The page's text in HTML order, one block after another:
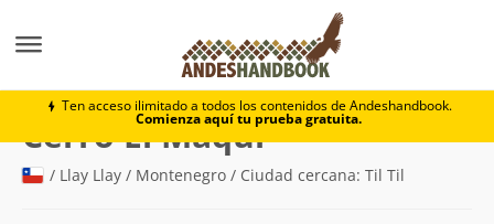
Ten acceso ilimitado a todos los contenidos de Andeshandbook.
Comienza aquí tu prueba gratuita.
Cerro El Maqui
Cerro El Maqui(1.864m)
/ Llay Llay / Montenegro / Ciudad cercana: Til Til